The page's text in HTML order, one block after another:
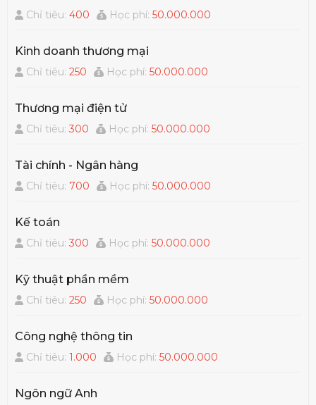
Chỉ tiêu:400 Học phí:50.000.000
Kinh doanh thương mại
Chỉ tiêu:250 Học phí:50.000.000
Thương mại điện tử
Chỉ tiêu:300 Học phí:50.000.000
Tài chính - Ngân hàng
Chỉ tiêu: 700 Học phí:50.000.000
Kế toán
Chỉ tiêu:300 Học phí:50.000.000
Kỹ thuật phần mềm
Chỉ tiêu:250 Học phí:50.000.000
Công nghệ thông tin
Chỉ tiêu:1.000 Học phí:50.000.000
Ngôn ngữ Anh